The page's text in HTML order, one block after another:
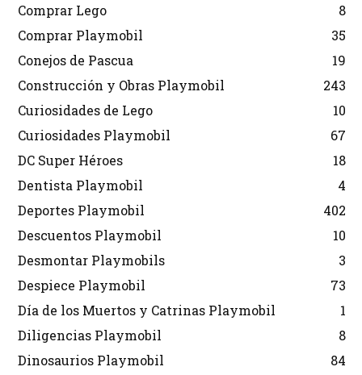
Comprar Lego
8
Comprar Playmobil
35
Conejos de Pascua
19
Construcción y Obras Playmobil
243
Curiosidades de Lego
10
Curiosidades Playmobil
67
DC Super Héroes
18
Dentista Playmobil
4
Deportes Playmobil
402
Descuentos Playmobil
10
Desmontar Playmobils
3
Despiece Playmobil
73
Día de los Muertos y Catrinas Playmobil
1
Diligencias Playmobil
8
Dinosaurios Playmobil
84